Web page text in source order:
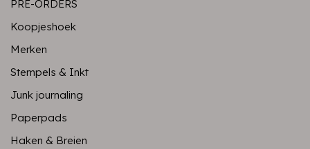
PRE-ORDERS
Koopjeshoek
Merken
Stempels & Inkt
Junk journaling
Paperpads
Haken & Breien